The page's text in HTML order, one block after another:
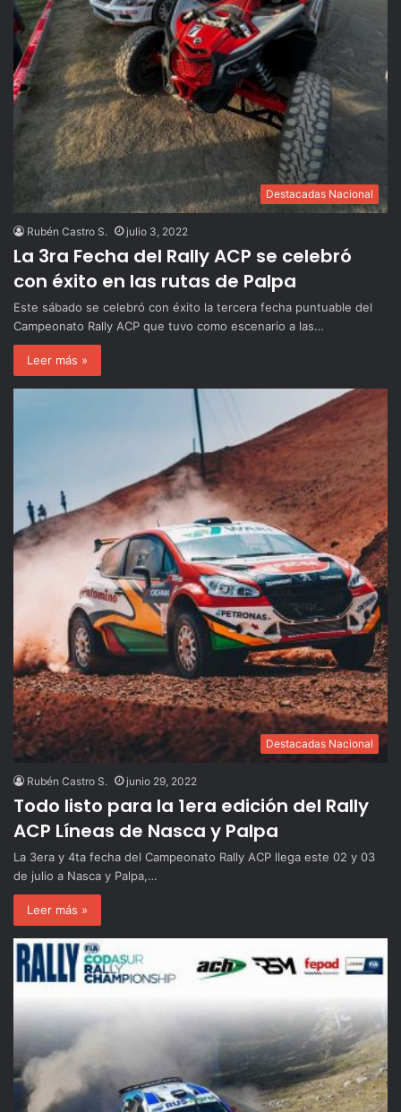
Destacadas Nacional
Rubén Castro S. julio 3, 2022
La 3ra Fecha del Rally ACP se celebró
con éxito en las rutas de Palpa
Este sábado se celebró con éxito la tercera fecha puntuable del
Campeonato Rally ACP que tuvo como escenario a las…
Leer más »
Destacadas Nacional
Rubén Castro S. junio 29, 2022
Todo listo para la 1era edición del Rally
ACP Líneas de Nasca y Palpa
La 3era y 4ta fecha del Campeonato Rally ACP llega este 02 y 03
de julio a Nasca y Palpa,…
Leer más »